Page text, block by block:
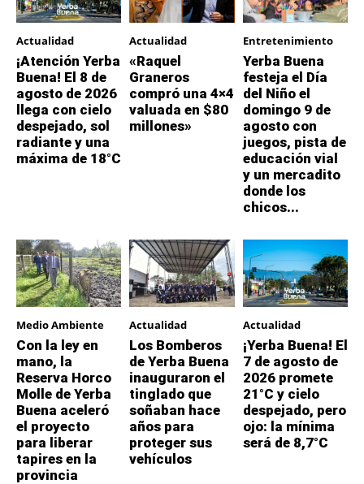
Actualidad
¡Atención Yerba
Buena! El 8 de
agosto de 2026
llega con cielo
despejado, sol
radiante y una
máxima de 18°C
Actualidad
«Raquel
Graneros
compró una 4×4
valuada en $80
millones»
Entretenimiento
Yerba Buena
festeja el Día
del Niño el
domingo 9 de
agosto con
juegos, pista de
educación vial
y un mercadito
donde los
chicos...
Medio Ambiente
Con la ley en
mano, la
Reserva Horco
Molle de Yerba
Buena aceleró
el proyecto
para liberar
tapires en la
provincia
Actualidad
Los Bomberos
de Yerba Buena
inauguraron el
tinglado que
soñaban hace
años para
proteger sus
vehículos
Actualidad
¡Yerba Buena! El
7 de agosto de
2026 promete
21°C y cielo
despejado, pero
ojo: la mínima
será de 8,7°C